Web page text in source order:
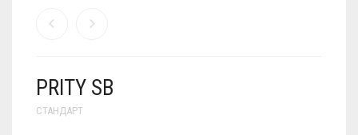
PRITY SB
СТАНДАРТ